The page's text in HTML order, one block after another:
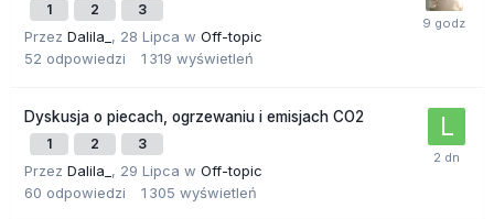
1 2 3
Przez Dalila_ , 28 Lipca w Off-topic
52 odpowiedzi 1 319 wyświetleń
Dyskusja o piecach, ogrzewaniu i emisjach CO2
1 2 3
Przez Dalila_ , 29 Lipca w Off-topic
60 odpowiedzi 1 305 wyświetleń